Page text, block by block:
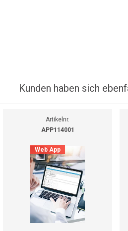
Kunden haben sich
Artikelnr.
APP114001
Web App